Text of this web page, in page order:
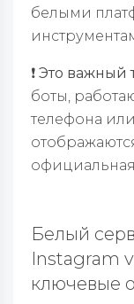
белыми
❗️ Это
боты,
телефона
Белый
Instagram
ключевые